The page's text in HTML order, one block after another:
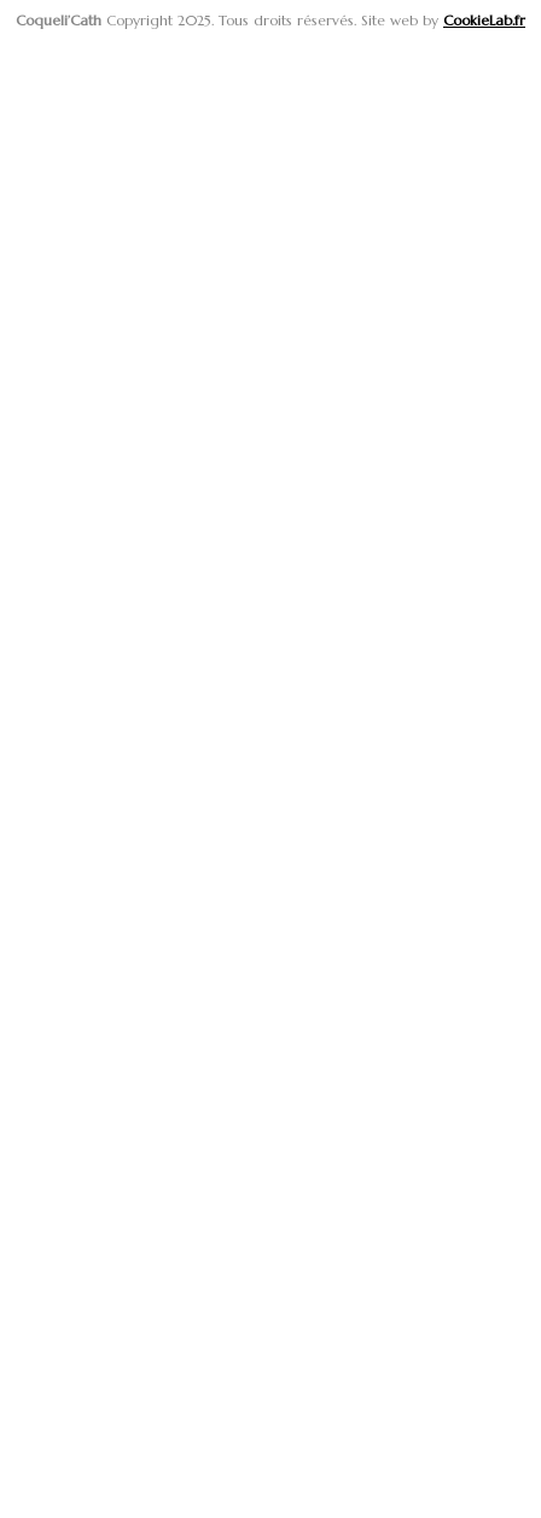
Coqueli’Cath Copyright 2025. Tous droits réservés. Site web by CookieLab.fr